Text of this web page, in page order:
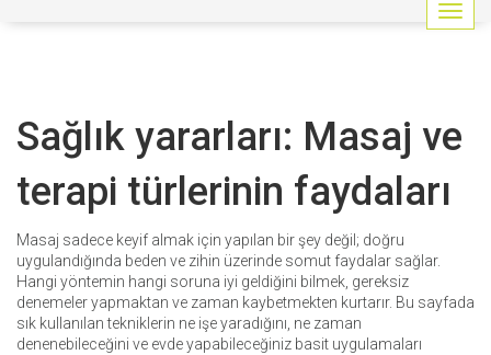
G
e
e
a
Sağlık yararları: Masaj ve
terapi türlerinin faydaları
Masaj sadece keyif almak için yapılan bir şey değil; doğru
uygulandığında beden ve zihin üzerinde somut faydalar sağlar.
Hangi yöntemin hangi soruna iyi geldiğini bilmek, gereksiz
denemeler yapmaktan ve zaman kaybetmekten kurtarır. Bu sayfada
sık kullanılan tekniklerin ne işe yaradığını, ne zaman
denenebileceğini ve evde yapabileceğiniz basit uygulamaları